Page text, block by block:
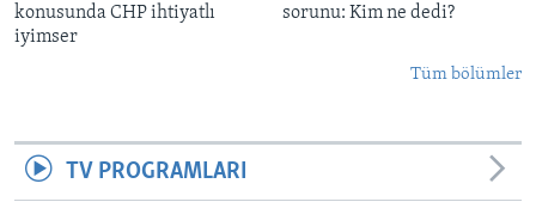
konusunda CHP ihtiyatlı
iyimser
sorunu: Kim ne dedi?
Tüm bölümler
TV PROGRAMLARI